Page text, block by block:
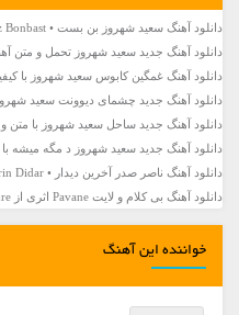
دانلود آهنگ سعید شهروز بن بست • Saeid Shahrouz Bonbast
دانلود آهنگ جديد سعید شهروز تحمل و متن
دانلود آهنگ غمگین کابوس سعید شهروز با
دانلود آهنگ جديد چشمای دیوونت سعید
دانلود آهنگ جديد ساحل سعید شهروز با متن
دانلود آهنگ جديد سعید شهروز د مگه میشه با 2 کیفیت و متن آهنگ
دانلود آهنگ ناصر صدر آخرین دیدار • Naser Sadr Akharin Didar
دانلود آهنگ بی کلام و لایت Pavane اثری از Faure
خواننده این آهنگ